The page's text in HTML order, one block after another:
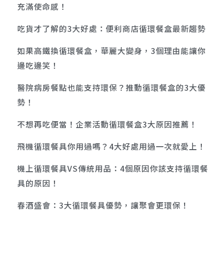
充滿使命感！
吃貨才了解的3大好處：便利商店循環餐盒最新趨勢
如果高鐵換循環餐盒，華麗大變身，3個理由能讓你
邊吃邊笑！
醫院病房餐點也能支持環保？推動循環餐盒的3大優
勢！
不想再吃便當！企業活動循環餐盒3大原因推薦！
飛機循環餐具你用過嗎？4大好處用過一次就愛上！
機上循環餐具VS傳統用品：4個原因你該支持循環餐
具的原因！
春酒盛會：3大循環餐具優勢，讓聚會更環保！